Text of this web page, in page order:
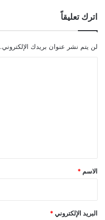
اترك تعليقاً
لن يتم نشر عنوان بريدك الإلكتروني.
*
الاسم *
البريد الإلكتروني *